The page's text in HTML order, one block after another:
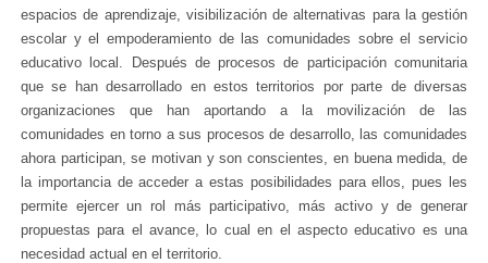
espacios de aprendizaje, visibilización de alternativas para la gestión
escolar y el empoderamiento de las comunidades sobre el servicio
educativo local. Después de procesos de participación comunitaria
que se han desarrollado en estos territorios por parte de diversas
organizaciones que han aportando a la movilización de las
comunidades en torno a sus procesos de desarrollo, las comunidades
ahora participan, se motivan y son conscientes, en buena medida, de
la importancia de acceder a estas posibilidades para ellos, pues les
permite ejercer un rol más participativo, más activo y de generar
propuestas para el avance, lo cual en el aspecto educativo es una
necesidad actual en el territorio.